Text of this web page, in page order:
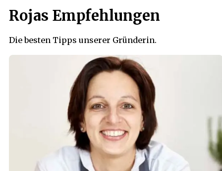
Rojas Empfehlungen
Die besten Tipps unserer Gründerin.